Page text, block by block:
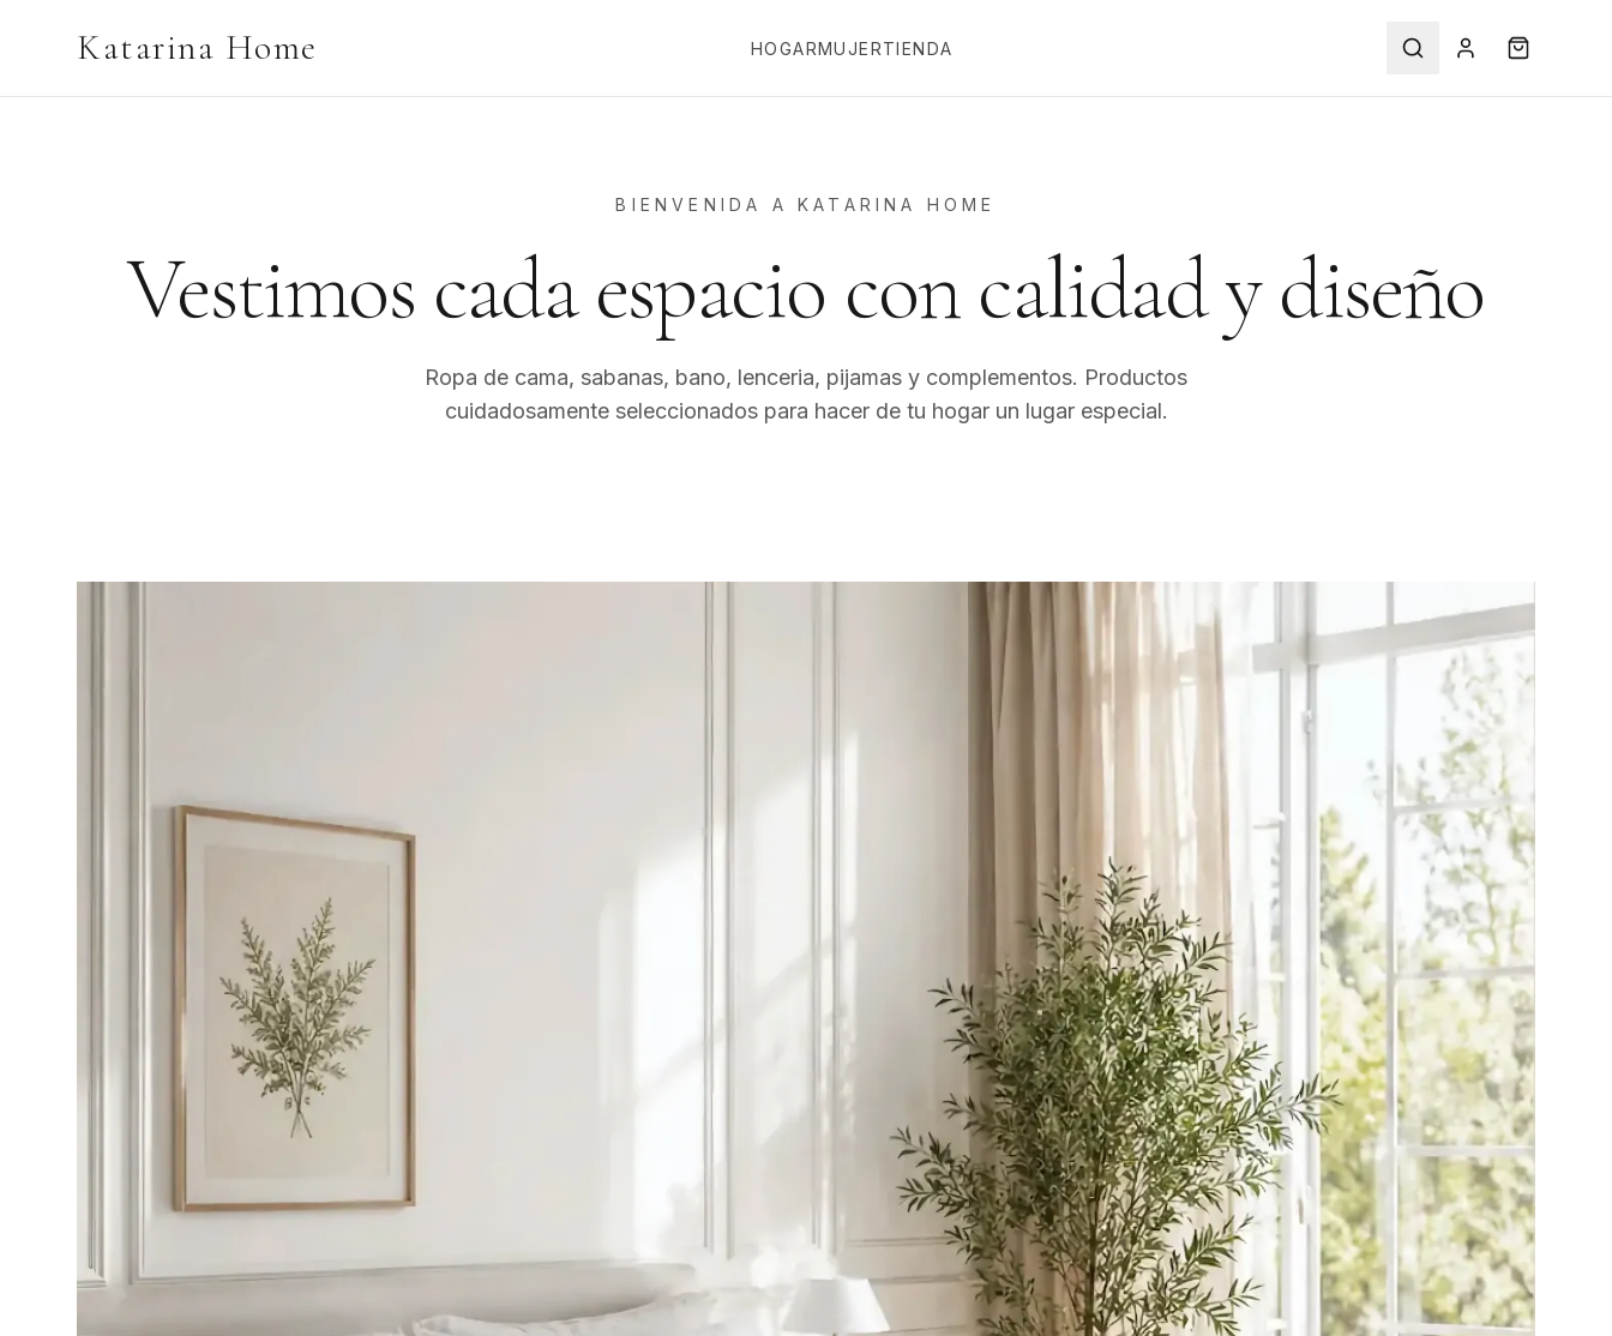
Katarina Home HOGARMUJERTIENDA
BIENVENIDA A KATARINA HOME
Vestimos cada espacio con calidad y diseño
Ropa de cama, sabanas, bano, lenceria, pijamas y complementos. Productos
cuidadosamente seleccionados para hacer de tu hogar un lugar especial.